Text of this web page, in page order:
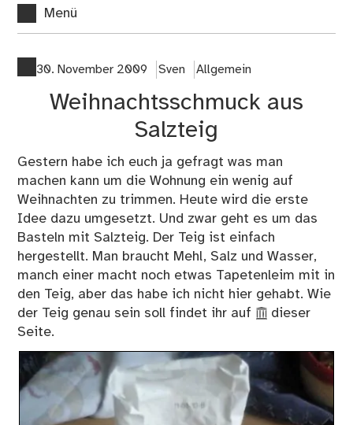
Menü
30. November 2009 Sven Allgemein
Weihnachtsschmuck aus
Salzteig
Gestern habe ich euch ja gefragt was man
machen kann um die Wohnung ein wenig auf
Weihnachten zu trimmen. Heute wird die erste
Idee dazu umgesetzt. Und zwar geht es um das
Basteln mit Salzteig. Der Teig ist einfach
hergestellt. Man braucht Mehl, Salz und Wasser,
manch einer macht noch etwas Tapetenleim mit in
den Teig, aber das habe ich nicht hier gehabt. Wie
der Teig genau sein soll findet ihr auf
dieser
Seite.